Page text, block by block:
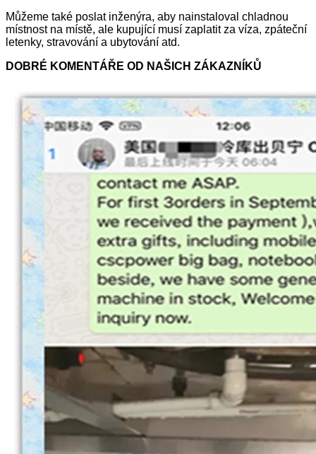
Můžeme také poslat inženýra, aby nainstaloval chladnou
místnost na místě, ale kupující musí zaplatit za víza, zpáteční
letenky, stravování a ubytování atd.
DOBRÉ KOMENTÁŘE OD NAŠICH ZÁKAZNÍKŮ